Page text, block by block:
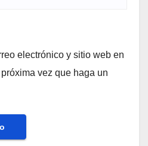
electrónico y sitio web en
vez que haga un